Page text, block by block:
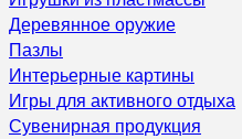
Деревянное оружие
Пазлы
Интерьерные картины
Игры для активного отдыха
Сувенирная продукция